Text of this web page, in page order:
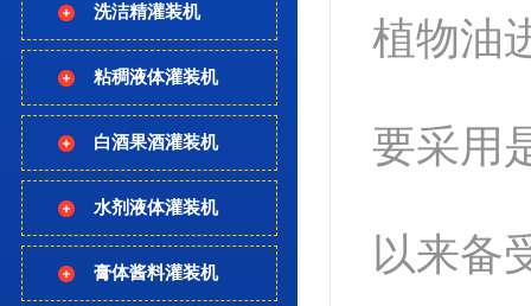
洗洁精灌装机
粘稠液体灌装机
白酒果酒灌装机
水剂液体灌装机
膏体酱料灌装机
植物油
要采用
以来备